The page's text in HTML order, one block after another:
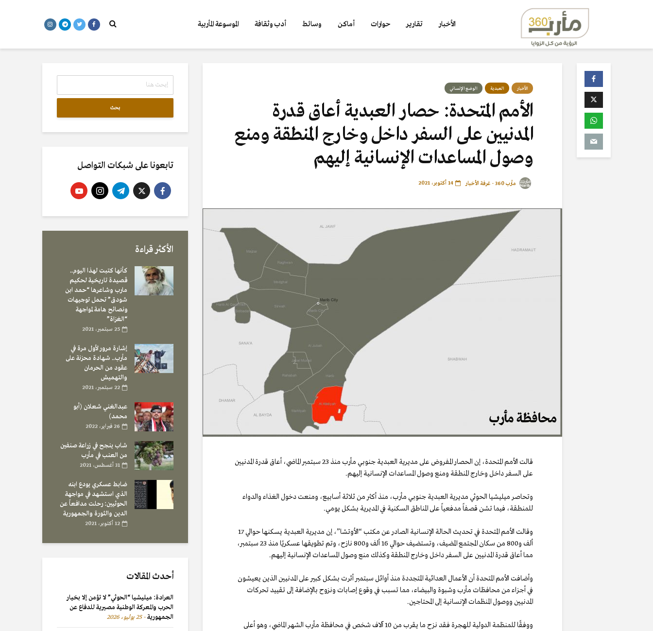
الأخبار تقارير حوارات أماكن وسائط أدب وثقافة الموسوعة المأربية
الأخبار العبدية الوضع الإنساني
الأمم المتحدة: حصار العبدية أعاق قدرة
المدنيين على السفر داخل وخارج المنطقة ومنع
وصول المساعدات الإنسانية إليهم
مأرب 360 - غرفة الأخبار 14 أكتوبر، 2021
قالت الأمم المتحدة، إن الحصار المفروض على مديرية العبدية جنوبي مأرب منذ 23 سبتمبر الماضي، أعاق قدرة المدنيين
على السفر داخل وخارج المنطقة ومنع وصول المساعدات الإنسانية إليهم.
وتحاصر ميليشيا الحوثي مديرية العبدية جنوبي مأرب، منذ أكثر من ثلاثة أسابيع، ومنعت دخول الغذاء والدواء
للمنطقة، فيما تشن قصفاً مدفعياً على المناطق السكنية في المديرية بشكل يومي.
وقالت الأمم المتحدة في تحديث الحالة الإنسانية الصادر عن مكتب “الأوتشا”، إن مديرية العبدية يسكنها حوالي 17
ألف و800 من سكان المجتمع المضيف، وتستضيف حوالي 16 ألف و800 نازح، وتم تطويقها عسكريًا منذ 23 سبتمبر،
مما أعاق قدرة المدنيين على السفر داخل وخارج المنطقة وكذلك منع وصول المساعدات الإنسانية إليهم.
وأضافت الأمم المتحدة أن الأعمال العدائية المتجددة منذ أوائل سبتمبر أثرت بشكل كبير على المدنيين الذين يعيشون
في أجزاء من محافظات مأرب وشبوة والبيضاء، مما تسبب في وقوع إصابات ونزوح بالإضافة إلى تقييد تحركات
المدنيين ووصول المنظمات الإنسانية إلى المحتاجين.
ووفقًا للمنظمة الدولية للهجرة فقد نزح ما يقرب من 10 آلاف شخص في محافظة مأرب الشهر الماضي، وهو أعلى
بحث
تابعونا على شبكات التواصل
الأكثر قراءة
كأنها كتبت لهذا اليوم..
قصيدة تاريخية لحكيم
مارب وشاعرها “حمد ابن
شودق” تحمل توجيهات
ونصائح هامة لمواجهة
“الغزاة”
25 سبتمبر، 2021
إشارة مرور لأول مرة في
مأرب.. شهادة محزنة على
عقود من الحرمان
والتهميش
22 سبتمبر، 2021
عبدالغني شعلان (أبو
محمد)
26 فبراير، 2022
شاب ينجح في زراعة صنفين
من العنب في مأرب
31 أغسطس، 2021
ضابط عسكري يودع ابنه
الذي استشهد في مواجهة
الحوثيين: رحلت مدافعاً عن
الدين والثورة والجمهورية
12 أكتوبر، 2021
أحدث المقالات
العرادة: ميليشيا “الحوثي” لا تؤمن إلا بخيار
الحرب والمعركة الوطنية مصيرية للدفاع عن
الجمهورية
25 يوليو، 2026